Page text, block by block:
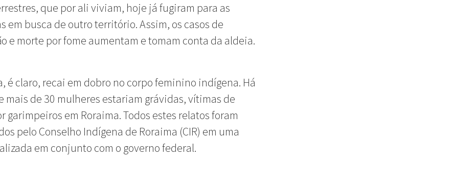
que por ali viviam, hoje já fugiram para as
em busca de outro território. Assim, os casos de
e morte por fome aumentam e tomam conta da aldeia.
é claro, recai em dobro no corpo feminino indígena. Há
mais de 30 mulheres estariam grávidas, vítimas de
garimpeiros em Roraima. Todos estes relatos foram
pelo Conselho Indígena de Roraima (CIR) em uma
em conjunto com o governo federal.